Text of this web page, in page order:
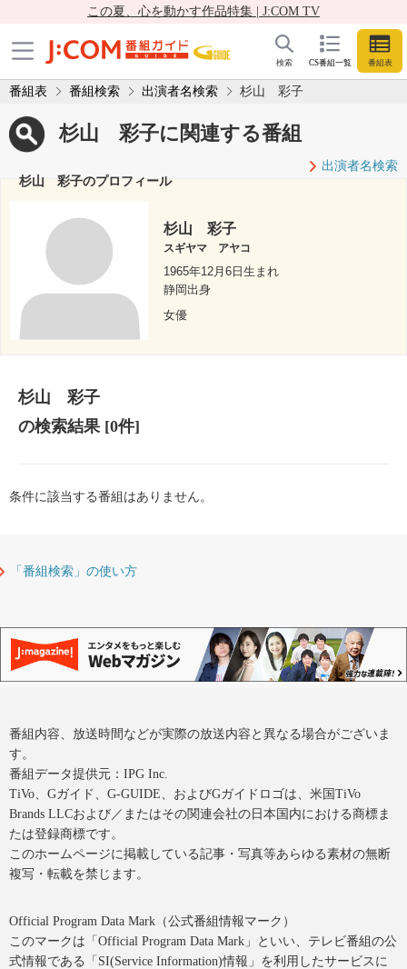
この夏、心を動かす作品特集 | J:COM TV
CS番組一覧 番組表
検索
番組表 番組検索 出演者名検索 杉山 彩子
杉山 彩子に関連する番組
出演者名検索
杉山 彩子のプロフィール
杉山 彩子
スギヤマ アヤコ
1965年12月6日生まれ
静岡出身
女優
杉山 彩子
の検索結果[0件]
条件に該当する番組はありません。
「番組検索」の使い方
番組内容、放送時間などが実際の放送内容と異なる場合がございま
す。
番組データ提供元：IPG Inc.
TiVo、Gガイド、G-GUIDE、およびGガイドロゴは、米国TiVo
Brands LLCおよび／またはその関連会社の日本国内における商標ま
たは登録商標です。
このホームページに掲載している記事・写真等あらゆる素材の無断
複写・転載を禁じます。
Official Program Data Mark（公式番組情報マーク）
このマークは「Official Program Data Mark」といい、テレビ番組の公
式情報である「SI(Service Information)情報」を利用したサービスに